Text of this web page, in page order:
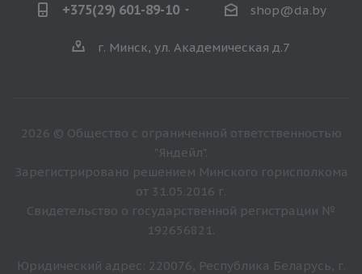
+375(29) 601-89-10 shop@da.by
г. Минск, ул. Академическая д.7
2026 © Общество с ограниченной ответственностью
"Яндейл".
Зарегистрировано решением Минского горисполкома
от 31.05.2016 г.
Свидетельство о государственной регистрации №
192656821.
Юридический адрес: 220076, Республика Беларусь, г.